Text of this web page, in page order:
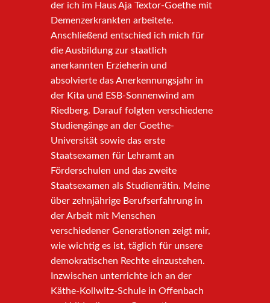
der ich im Haus Aja Textor-Goethe mit
Demenzerkrankten arbeitete.
Anschließend entschied ich mich für
die Ausbildung zur staatlich
anerkannten Erzieherin und
absolvierte das Anerkennungsjahr in
der Kita und ESB-Sonnenwind am
Riedberg. Darauf folgten verschiedene
Studiengänge an der Goethe-
Universität sowie das erste
Staatsexamen für Lehramt an
Förderschulen und das zweite
Staatsexamen als Studienrätin. Meine
über zehnjährige Berufserfahrung in
der Arbeit mit Menschen
verschiedener Generationen zeigt mir,
wie wichtig es ist, täglich für unsere
demokratischen Rechte einzustehen.
Inzwischen unterrichte ich an der
Käthe-Kollwitz-Schule in Offenbach